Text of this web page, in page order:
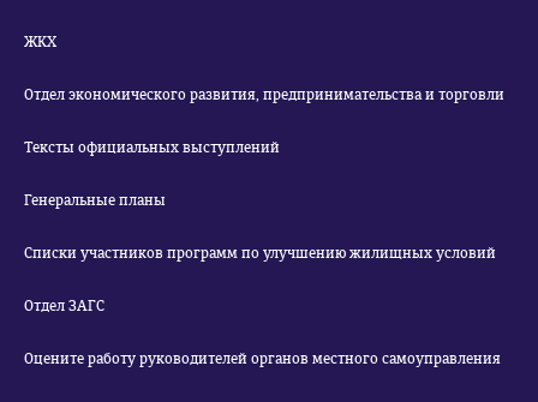
ЖКХ
Отдел экономического развития, предпринимательства и торговли
Тексты официальных выступлений
Генеральные планы
Списки участников программ по улучшению жилищных условий
Отдел ЗАГС
Оцените работу руководителей органов местного самоуправления